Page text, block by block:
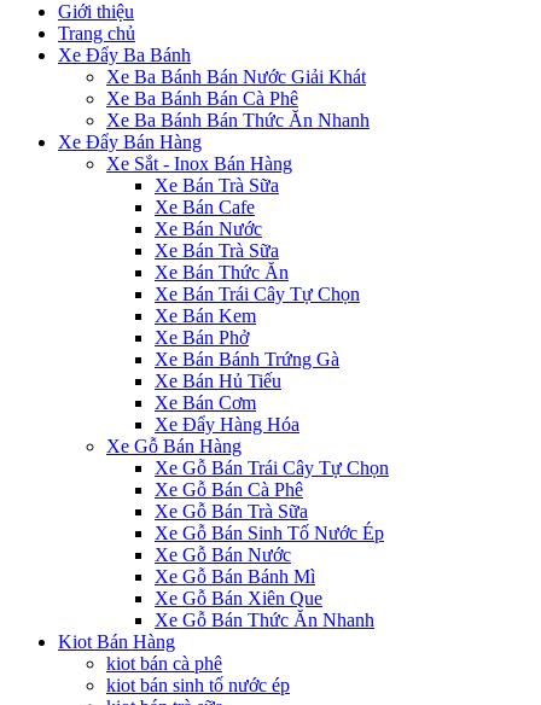
Giới thiệu
Trang chủ
Xe Đẩy Ba Bánh
Xe Ba Bánh Bán Nước Giải Khát
Xe Ba Bánh Bán Cà Phê
Xe Ba Bánh Bán Thức Ăn Nhanh
Xe Đẩy Bán Hàng
Xe Sắt - Inox Bán Hàng
Xe Bán Trà Sữa
Xe Bán Cafe
Xe Bán Nước
Xe Bán Trà Sữa
Xe Bán Thức Ăn
Xe Bán Trái Cây Tự Chọn
Xe Bán Kem
Xe Bán Phở
Xe Bán Bánh Trứng Gà
Xe Bán Hủ Tiếu
Xe Bán Cơm
Xe Đẩy Hàng Hóa
Xe Gỗ Bán Hàng
Xe Gỗ Bán Trái Cây Tự Chọn
Xe Gỗ Bán Cà Phê
Xe Gỗ Bán Trà Sữa
Xe Gỗ Bán Sinh Tố Nước Ép
Xe Gỗ Bán Nước
Xe Gỗ Bán Bánh Mì
Xe Gỗ Bán Xiên Que
Xe Gỗ Bán Thức Ăn Nhanh
Kiot Bán Hàng
kiot bán cà phê
kiot bán sinh tố nước ép